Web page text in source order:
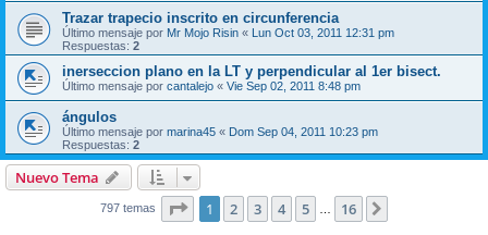
Trazar trapecio inscrito en circunferencia
Último mensaje por Mr Mojo Risin « Lun Oct 03, 2011 12:31 pm
Respuestas: 2
inerseccion plano en la LT y perpendicular al 1er bisect.
Último mensaje por cantalejo « Vie Sep 02, 2011 8:48 pm
ángulos
Último mensaje por marina45 « Dom Sep 04, 2011 10:23 pm
Respuestas: 2
Nuevo Tema
797 temas Página de 16
1 2 3 4 5 16